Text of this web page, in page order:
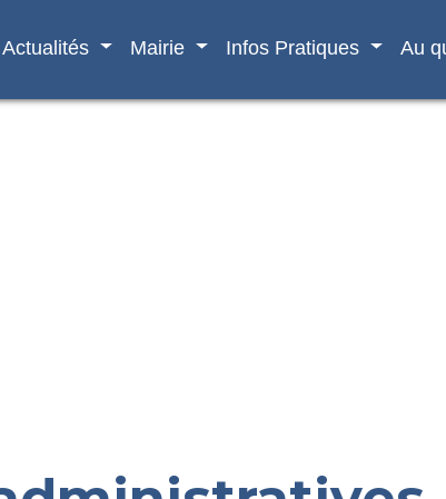
Actualités Mairie Infos Pratiques Au